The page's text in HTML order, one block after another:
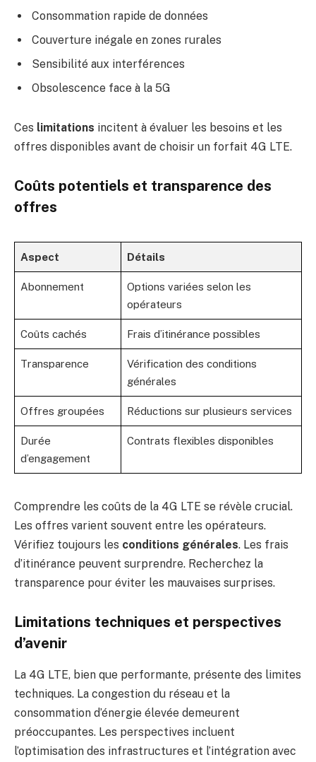
Consommation rapide de données
Couverture inégale en zones rurales
Sensibilité aux interférences
Obsolescence face à la 5G
Ces limitations incitent à évaluer les besoins et les
offres disponibles avant de choisir un forfait 4G LTE.
Coûts potentiels et transparence des
offres
Aspect Détails
Abonnement
Options variées selon les
opérateurs
Coûts cachés Frais d’itinérance possibles
Transparence
Vérification des conditions
générales
Offres groupées Réductions sur plusieurs services
Durée
d’engagement
Contrats flexibles disponibles
Comprendre les coûts de la 4G LTE se révèle crucial.
Les offres varient souvent entre les opérateurs.
Vérifiez toujours les conditions générales. Les frais
d’itinérance peuvent surprendre. Recherchez la
transparence pour éviter les mauvaises surprises.
Limitations techniques et perspectives
d’avenir
La 4G LTE, bien que performante, présente des limites
techniques. La congestion du réseau et la
consommation d’énergie élevée demeurent
préoccupantes. Les perspectives incluent
l’optimisation des infrastructures et l’intégration avec